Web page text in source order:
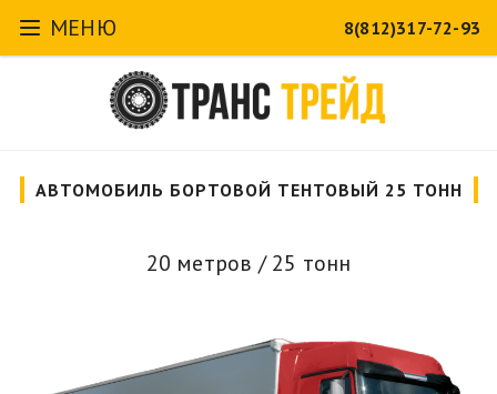
МЕНЮ 8(812)317-72-93
АВТОМОБИЛЬ БОРТОВОЙ ТЕНТОВЫЙ 25 ТОНН
20 метров / 25 тонн